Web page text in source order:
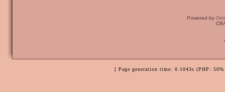
Powered by
[ Page generation time: 0.1043s (PHP: